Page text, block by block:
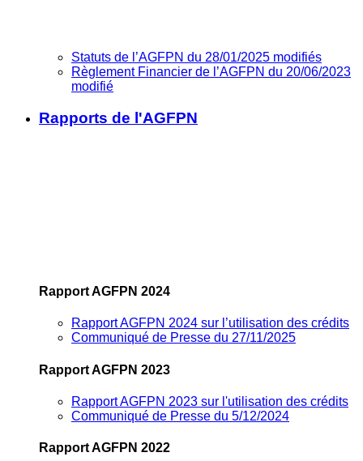
Statuts de l’AGFPN du 28/01/2025 modifiés
Règlement Financier de l’AGFPN du 20/06/2023
modifié
Rapports de l'AGFPN
Rapport AGFPN 2024
Rapport AGFPN 2024 sur l’utilisation des crédits
Communiqué de Presse du 27/11/2025
Rapport AGFPN 2023
Rapport AGFPN 2023 sur l'utilisation des crédits
Communiqué de Presse du 5/12/2024
Rapport AGFPN 2022